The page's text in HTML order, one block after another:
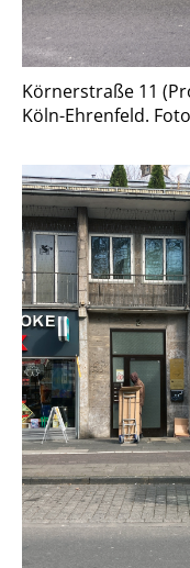
Körnerstraße 11
Köln-Ehrenfeld.